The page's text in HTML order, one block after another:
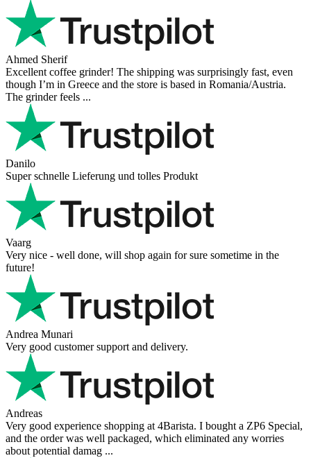
Ahmed Sherif
Excellent coffee grinder! The shipping was surprisingly fast, even
though I’m in Greece and the store is based in Romania/Austria.
The grinder feels ...
Danilo
Super schnelle Lieferung und tolles Produkt
Vaarg
Very nice - well done, will shop again for sure sometime in the
future!
Andrea Munari
Very good customer support and delivery.
Andreas
Very good experience shopping at 4Barista. I bought a ZP6 Special,
and the order was well packaged, which eliminated any worries
about potential damag ...